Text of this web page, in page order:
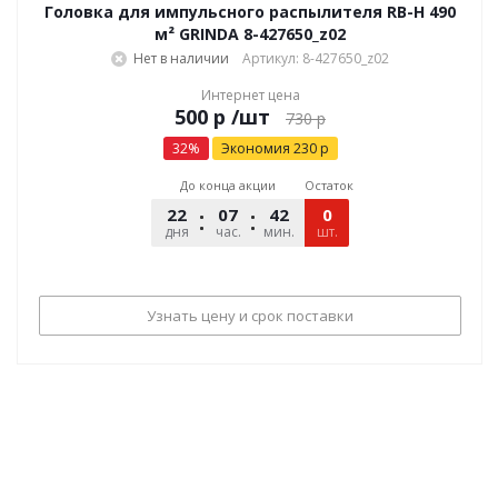
Головка для импульсного распылителя RB-H 490
м² GRINDA 8-427650_z02
Нет в наличии
Артикул: 8-427650_z02
Интернет цена
р /шт 730р
32% Экономия 230р
До конца акции
22
дня
07
час.
42
мин.
21
сек.
Остаток
0
шт.
Узнать цену и срок поставки